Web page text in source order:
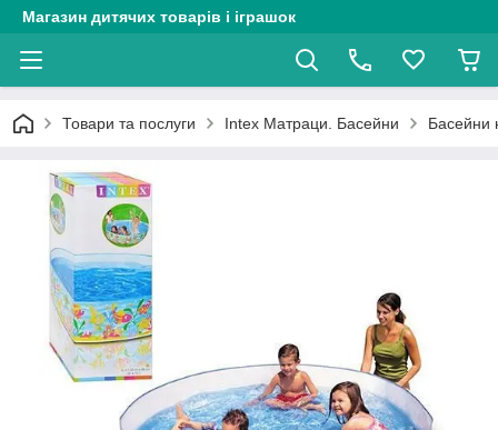
Магазин дитячих товарів і іграшок
Товари та послуги Intex Матраци. Басейни Басейни